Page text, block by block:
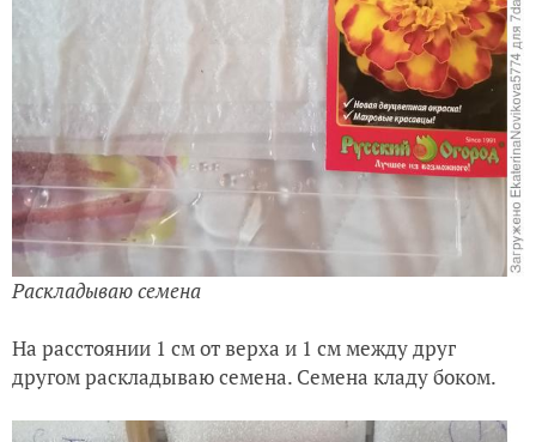
Раскладываю семена
На расстоянии 1 см от верха и 1 см между друг
другом раскладываю семена. Семена кладу боком.